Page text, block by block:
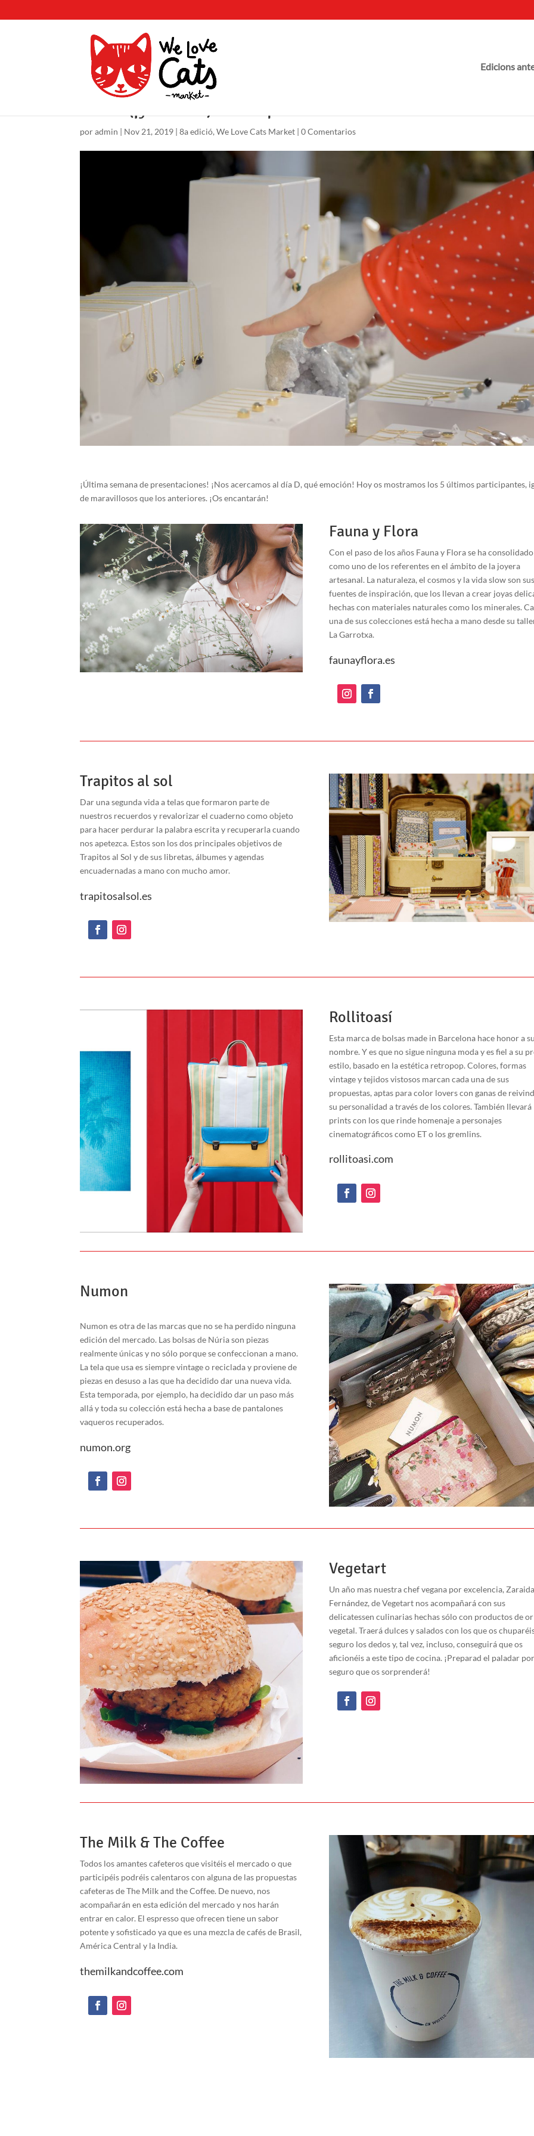
Edicions
poradmin | Nov 21, 2019 |8a edició,We Love Cats Market |0 Comentarios
¡Última semana de presentaciones! ¡Nos acercamos al día D, qué emoción! Hoy os mostramos los 5 últimos participantes,
de maravillosos que los anteriores. ¡Os encantarán!
Fauna y Flora
Con el paso de los años Fauna y Flora se ha consolidado
como uno de los referentes en el ámbito de la joyera
artesanal. La naturaleza, el cosmos y la vida slow son sus
fuentes de inspiración, que los llevan a crear joyas
hechas con materiales naturales como los minerales.
una de sus colecciones está hecha a mano desde su
La Garrotxa.
faunayflora.es
Trapitos al sol
Dar una segunda vida a telas que formaron parte de
nuestros recuerdos y revalorizar el cuaderno como objeto
para hacer perdurar la palabra escrita y recuperarla cuando
nos apetezca. Estos son los dos principales objetivos de
Trapitos al Sol y de sus libretas, álbumes y agendas
encuadernadas a mano con mucho amor.
trapitosalsol.es
Rollitoasí
Esta marca de bolsas made in Barcelona hace honor a
nombre. Y es que no sigue ninguna moda y es fiel a su
estilo, basado en la estética retropop. Colores, formas
vintage y tejidos vistosos marcan cada una de sus
propuestas, aptas para color lovers con ganas de
su personalidad a través de los colores. También llevará
prints con los que rinde homenaje a personajes
cinematográficos como ET o los gremlins.
rollitoasi.com
Numon
Numon es otra de las marcas que no se ha perdido ninguna
edición del mercado. Las bolsas de Núria son piezas
realmente únicas y no sólo porque se confeccionan a mano.
La tela que usa es siempre vintage o reciclada y proviene de
piezas en desuso a las que ha decidido dar una nueva vida.
Esta temporada, por ejemplo, ha decidido dar un paso más
allá y toda su colección está hecha a base de pantalones
vaqueros recuperados.
numon.org
Vegetart
Un año mas nuestra chef vegana por excelencia, Zaraida
Fernández, de Vegetart nos acompañará con sus
delicatessen culinarias hechas sólo con productos de
vegetal. Traerá dulces y salados con los que os
seguro los dedos y, tal vez, incluso, conseguirá que os
aficionéis a este tipo de cocina. ¡Preparad el paladar
seguro que os sorprenderá!
The Milk & The Coffee
Todos los amantes cafeteros que visitéis el mercado o que
participéis podréis calentaros con alguna de las propuestas
cafeteras de The Milk and the Coffee. De nuevo, nos
acompañarán en esta edición del mercado y nos harán
entrar en calor. El espresso que ofrecen tiene un sabor
potente y sofisticado ya que es una mezcla de cafés de Brasil,
América Central y la India.
themilkandcoffee.com